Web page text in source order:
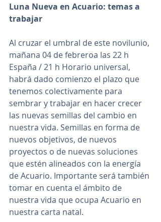
Luna Nueva en Acuario: temas a
trabajar
Al cruzar el umbral de este novilunio,
mañana 04 de febreroa las 22 h
España / 21 h Horario universal,
habrá dado comienzo el plazo que
tenemos colectivamente para
sembrar y trabajar en hacer crecer
las nuevas semillas del cambio en
nuestra vida. Semillas en forma de
nuevos objetivos, de nuevos
proyectos o de nuevas soluciones
que estén alineados con la energía
de Acuario. Importante será también
tomar en cuenta el ámbito de
nuestra vida que ocupa Acuario en
nuestra carta natal.